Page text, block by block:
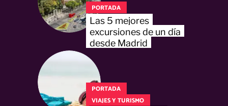
PORTADA
Las 5 mejores
excursiones de un día
desde Madrid
PORTADA
VIAJES Y TURISMO